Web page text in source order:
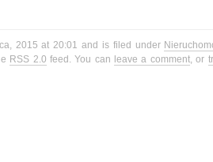
2015 at 20:01 and is filed under
RSS 2.0 feed. You can leave a comment, or